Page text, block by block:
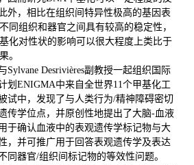
外，相比在组织间特异性极高的基因表
同组织和器官之间具有较高的稳定性，
化对性状的影响可以很大程度上类比于
。
Sylvane Desrivières副教授一起组织国际
划ENIGMA中来自全世界11个甲基化工
试中，发现了与人类行为/精神障碍密切
传学位点，并原创性地提出了大脑-血液
于确认血液中的表观遗传学标记物与大
，并可推广用于回答表观遗传学及表达
同器官/组织间标记物的等效性问题。